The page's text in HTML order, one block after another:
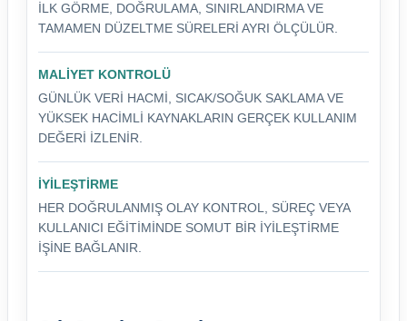
İLK GÖRME, DOĞRULAMA, SINIRLANDIRMA VE
TAMAMEN DÜZELTME SÜRELERI AYRI ÖLÇÜLÜR.
MALIYET KONTROLÜ
GÜNLÜK VERI HACMI, SICAK/SOĞUK SAKLAMA VE
YÜKSEK HACIMLI KAYNAKLARIN GERÇEK KULLANIM
DEĞERI IZLENIR.
İYILEŞTIRME
HER DOĞRULANMIŞ OLAY KONTROL, SÜREÇ VEYA
KULLANICI EĞITIMINDE SOMUT BIR IYILEŞTIRME
IŞINE BAĞLANIR.